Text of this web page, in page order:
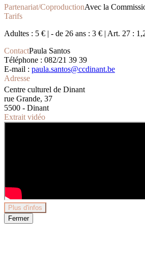
Partenariat/CoproductionAvec la
Tarifs
Adultes : 5 € | - de 26 ans : 3 € | Art. 27 :
ContactPaula Santos
Téléphone : 082/21 39 39
E-mail : paula.santos@ccdinant.be
Adresse
Centre culturel de Dinant
rue Grande, 37
5500 - Dinant
Extrait vidéo
Plus d'infos
Fermer